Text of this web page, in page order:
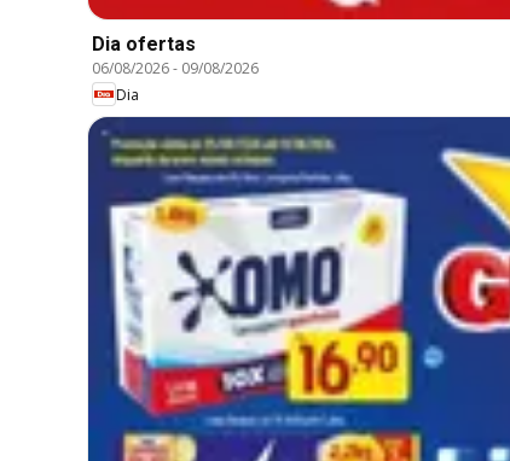
Dia ofertas
06/08/2026- 09/08/2026
Dia